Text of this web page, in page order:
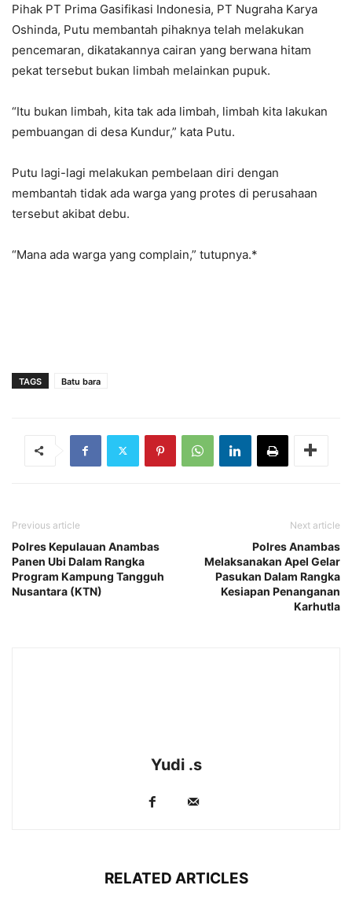
Pihak PT Prima Gasifikasi Indonesia, PT Nugraha Karya
Oshinda, Putu membantah pihaknya telah melakukan
pencemaran, dikatakannya cairan yang berwana hitam
pekat tersebut bukan limbah melainkan pupuk.
“Itu bukan limbah, kita tak ada limbah, limbah kita lakukan
pembuangan di desa Kundur,” kata Putu.
Putu lagi-lagi melakukan pembelaan diri dengan
membantah tidak ada warga yang protes di perusahaan
tersebut akibat debu.
“Mana ada warga yang complain,” tutupnya.*
TAGS Batu bara
Previous article
Polres Kepulauan Anambas
Panen Ubi Dalam Rangka
Program Kampung Tangguh
Nusantara (KTN)
Next article
Polres Anambas
Melaksanakan Apel Gelar
Pasukan Dalam Rangka
Kesiapan Penanganan
Karhutla
Yudi .s
RELATED ARTICLES